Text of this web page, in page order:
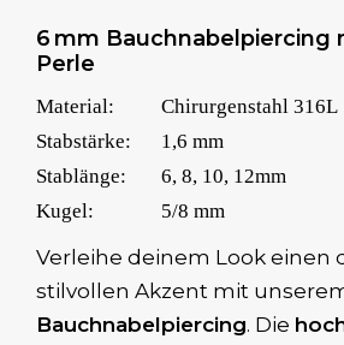
6 mm Bauchnabelpiercing
Perle
Material:
Chirurgenstahl 316L
Stabstärke:
1,6 mm
Stablänge:
6, 8, 10, 12mm
Kugel:
5/8 mm
Verleihe deinem Look einen
stilvollen Akzent mit
Bauchnabelpiercing. Die